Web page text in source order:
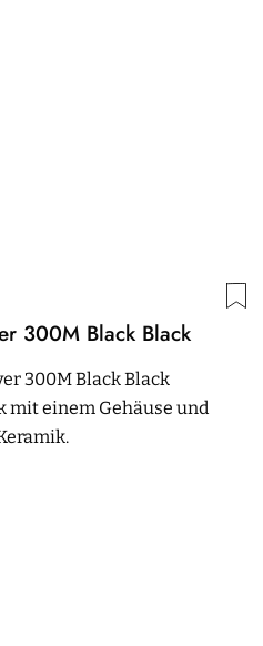
300M Black Black
300M Black Black
mit einem Gehäuse und